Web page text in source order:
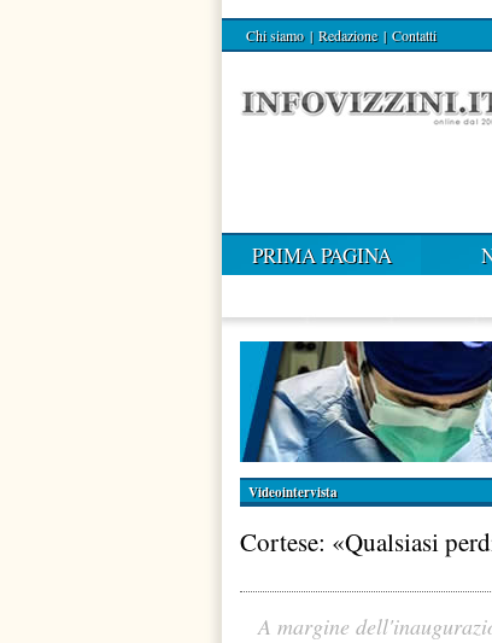
Chi siamo | Redazione | Contatti
PRIMA PAGINA
Videointervista
Cortese: «Qualsiasi
A margine